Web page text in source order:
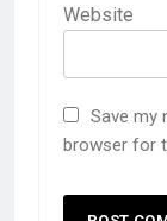
Website
Save my
browser for